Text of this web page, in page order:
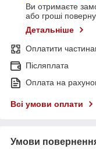
Ви отримаєте
або гроші
Детальніше
Оплатити
Післяплата
Оплата на
Всі умови оплати
Умови